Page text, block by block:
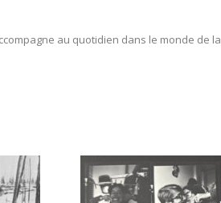
au quotidien dans le monde de